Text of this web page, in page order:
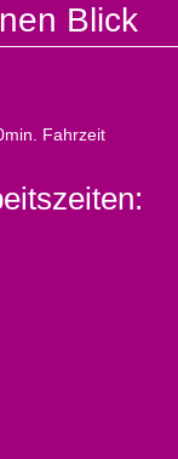
Blick
Fahrzeit